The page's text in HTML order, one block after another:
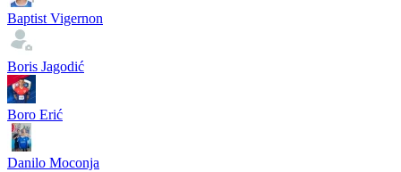
Baptist Vigernon
Boris Jagodić
Boro Erić
Danilo Moconja